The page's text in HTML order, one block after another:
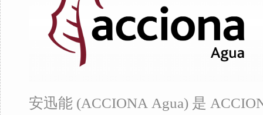
安迅能 (ACCIONA Agua) 是